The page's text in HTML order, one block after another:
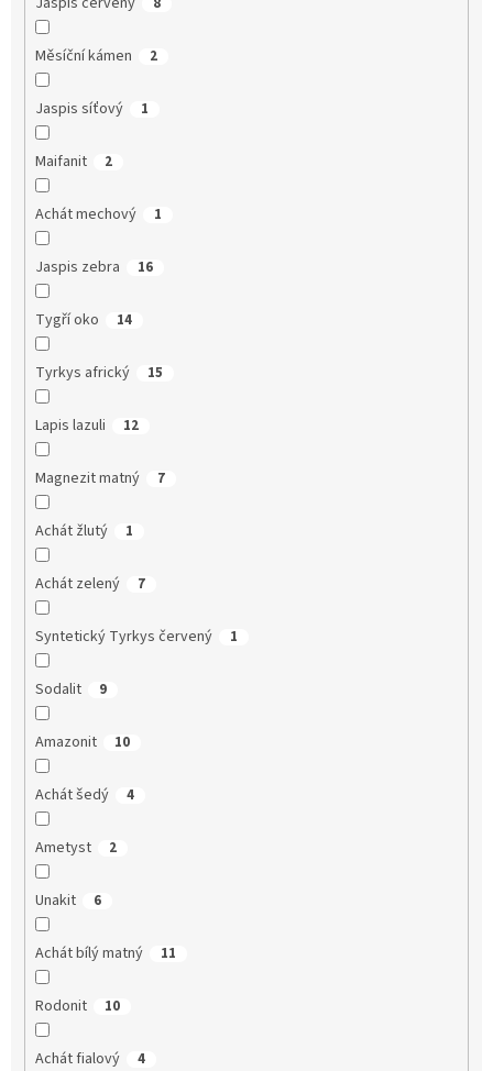
Měsíční kámen 2
Jaspis síťový 1
Maifanit 2
Achát mechový 1
Jaspis zebra 16
Tygří oko 14
Tyrkys africký 15
Lapis lazuli 12
Magnezit matný 7
Achát žlutý 1
Achát zelený 7
Syntetický Tyrkys červený 1
Sodalit 9
Amazonit 10
Achát šedý 4
Ametyst 2
Unakit 6
Achát bílý matný 11
Rodonit 10
Achát fialový 4